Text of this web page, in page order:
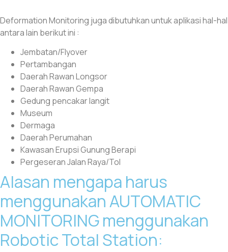
Deformation Monitoring juga dibutuhkan untuk aplikasi hal-hal
antara lain berikut ini :
Jembatan/Flyover
Pertambangan
Daerah Rawan Longsor
Daerah Rawan Gempa
Gedung pencakar langit
Museum
Dermaga
Daerah Perumahan
Kawasan Erupsi Gunung Berapi
Pergeseran Jalan Raya/Tol
Alasan mengapa harus
menggunakan AUTOMATIC
MONITORING menggunakan
Robotic Total Station: